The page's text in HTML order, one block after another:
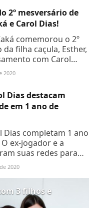
2º mesversário de
e Carol Dias!
comemorou o 2º
filha caçula, Esther,
com Carol
fotos e saiba detalhes
2020
Dias destacam
em 1 ano de
Dias completam 1 ano
ex-jogador e a
suas redes para
momentos juntos
meu amor!...
2020
3 filhos e